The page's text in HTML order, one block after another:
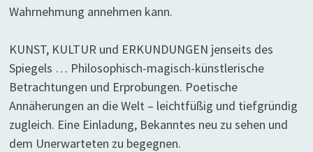
Wahrnehmung annehmen kann.
KUNST, KULTUR und ERKUNDUNGEN jenseits des
Spiegels … Philosophisch-magisch-künstlerische
Betrachtungen und Erprobungen. Poetische
Annäherungen an die Welt – leichtfüßig und tiefgründig
zugleich. Eine Einladung, Bekanntes neu zu sehen und
dem Unerwarteten zu begegnen.